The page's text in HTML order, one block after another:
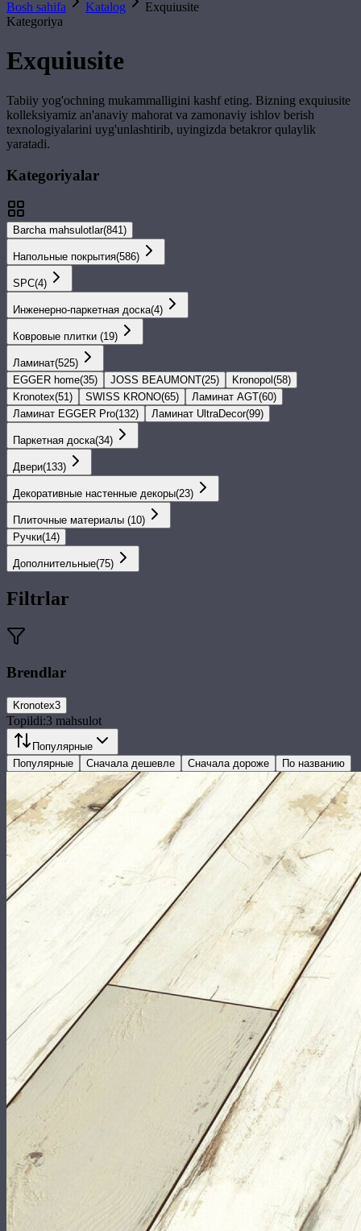
Bosh sahifa Katalog
Exquiusite
Kategoriya
Exquiusite
Tabiiy yog'ochning mukammalligini kashf eting. Bizning exquiusite
kolleksiyamiz an'anaviy mahorat va zamonaviy ishlov berish
texnologiyalarini uyg'unlashtirib, uyingizda betakror qulaylik
yaratadi.
Kategoriyalar
Barcha mahsulotlar(841)
Напольные покрытия(586)
SPС(4)
Инженерно-паркетная доска(4)
Ковровые плитки (19)
Ламинат(525)
EGGER home(35) JOSS BEAUMONT(25) Kronopol (58)
Kronotex(51) SWISS KRONO(65) Ламинат AGT(60)
Ламинат EGGER Pro(132) Ламинат UltraDecor(99)
Паркетная доска(34)
Двери(133)
Декоративные настенные декоры(23)
Плиточные материалы (10)
Ручки(14)
Дополнительные(75)
Filtrlar
Brendlar
Kronotex3
Topildi:3 mahsulot
Популярные
Популярные
Сначала дешевле Сначала дороже По названию